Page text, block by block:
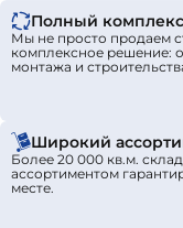
Полный комплекс
Мы не просто продаем
комплексное решение:
монтажа и
Широкий
Более 20 000 кв.м.
ассортиментом
месте.